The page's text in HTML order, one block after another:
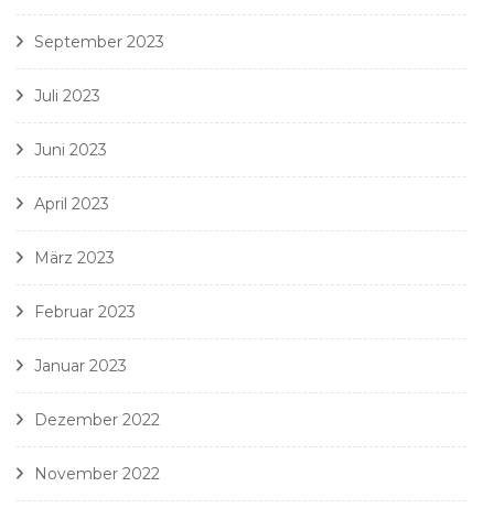
September 2023
Juli 2023
Juni 2023
April 2023
März 2023
Februar 2023
Januar 2023
Dezember 2022
November 2022